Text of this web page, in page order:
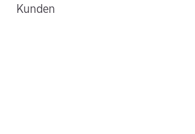
Kunden